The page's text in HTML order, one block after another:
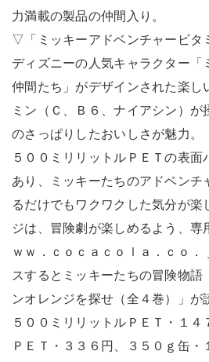
力満載の製品の仲間入り。
▽「ミッキーアドベンチャービタ
ディズニーの人気キャラクター「
仲間たち」がデザインされた楽し
ミン（Ｃ、Ｂ６、ナイアシン）が
のさっぱりしたおいしさが魅力。
５００ミリリットルＰＥＴの表
あり、ミッキーたちのアドベンチ
るだけでもワクワクした気分が楽
ジは、冒険劇が楽しめるよう、専
ｗｗ．ｃｏｃａｃｏｌａ．ｃｏ．
スするとミッキーたちの冒険物語
ンオレンジを探せ（全４巻）」が
５００ミリリットルＰＥＴ・１
ＰＥＴ・３３６円、３５０ｇ缶・